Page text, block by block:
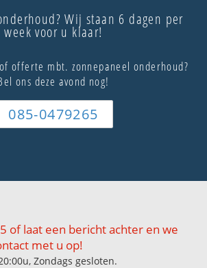
Wij staan 6 dagen per
week voor u klaar!
offerte mbt. zonnepaneel onderhoud?
ons deze avond nog!
085-0479265
of laat een bericht achter en we
met u op!
Zondags gesloten.